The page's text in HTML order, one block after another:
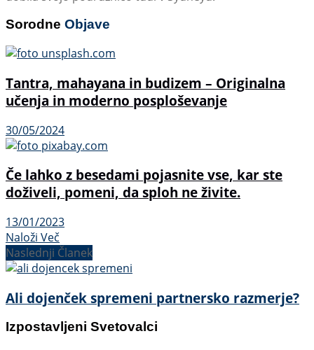
Sorodne Objave
Tantra, mahayana in budizem – Originalna
učenja in moderno posploševanje
30/05/2024
Če lahko z besedami pojasnite vse, kar ste
doživeli, pomeni, da sploh ne živite.
13/01/2023
Naloži Več
Naslednji Članek
Ali dojenček spremeni partnersko razmerje?
Izpostavljeni Svetovalci